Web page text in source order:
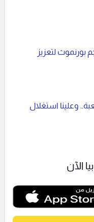
بورنموث لتعزيز
وعلينا استغلال
الآن